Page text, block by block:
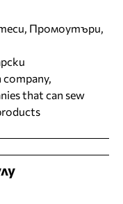
Промоутъри,
that can sew